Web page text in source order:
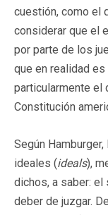
cuestión, como el
considerar que el
por parte de los
que en realidad
particularmente el
Constitución
Según
ideales (ideals),
dichos, a saber:
deber de juzgar.